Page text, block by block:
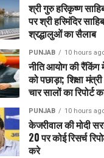
श्री गुरु हरिकृष्ण
पर श्री हरिमंदिर
श्रद्धालुओं का सैलाब
PUNJAB 10 hours
नीति आयोग की
को पछाड़ा; शिक्षा
चार सालों का रिपोर्ट
PUNJAB 10 hours
केजरीवाल की मोदी
20 पर कोई रिसर्च
करे